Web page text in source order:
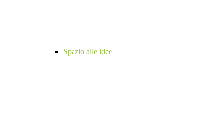
Spazio alle idee